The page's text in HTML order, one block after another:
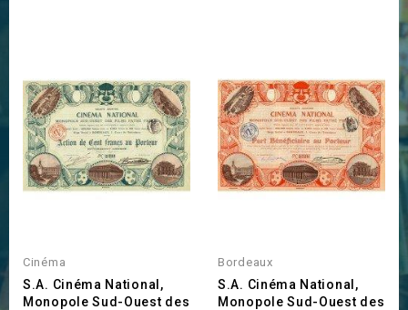
Cinéma
S.A. Cinéma National,
Monopole Sud-Ouest des
Bordeaux
S.A. Cinéma National,
Monopole Sud-Ouest des